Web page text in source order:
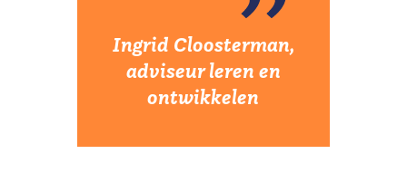
Ingrid Cloosterman,
adviseur leren en
ontwikkelen